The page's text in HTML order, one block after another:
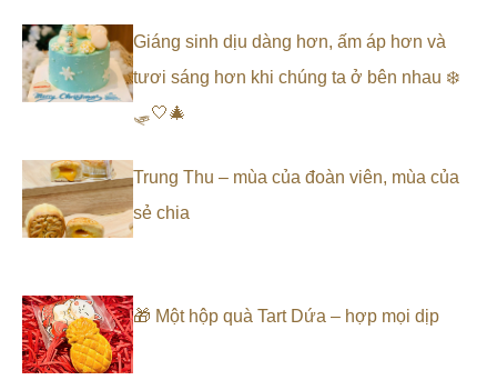
Giáng sinh dịu dàng hơn, ấm áp hơn và
tươi sáng hơn khi chúng ta ở bên nhau ❄️
🛷🤍🎄
Trung Thu – mùa của đoàn viên, mùa của
sẻ chia
🎁 Một hộp quà Tart Dứa – hợp mọi dịp